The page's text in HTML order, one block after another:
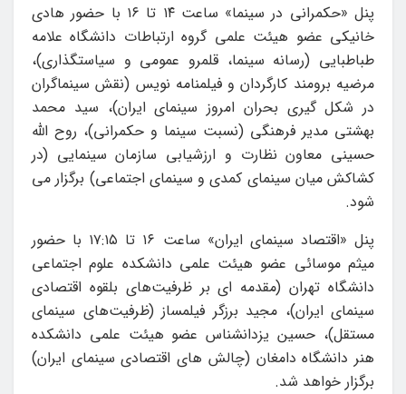
پنل «حکمرانی در سینما» ساعت ۱۴ تا ۱۶ با حضور هادی
خانیکی عضو هیئت علمی گروه ارتباطات دانشگاه علامه
طباطبایی (رسانه سینما، قلمرو عمومی و سیاستگذاری)،
مرضیه برومند کارگردان و فیلمنامه نویس (نقش سینماگران
در شکل گیری بحران امروز سینمای ایران)، سید محمد
بهشتی مدیر فرهنگی (نسبت سینما و حکمرانی)، روح الله
حسینی معاون نظارت و ارزشیابی سازمان سینمایی (در
کشاکش میان سینمای کمدی و سینمای اجتماعی) برگزار می
شود.
پنل «اقتصاد سینمای ایران» ساعت ۱۶ تا ۱۷:۱۵ با حضور
میثم موسائی عضو هیئت علمی دانشکده علوم اجتماعی
دانشگاه تهران (مقدمه ای بر ظرفیت‌های بلقوه اقتصادی
سینمای ایران)، مجید برزگر فیلمساز (ظرفیت‌های سینمای
مستقل)، حسین یزدانشناس عضو هیئت علمی دانشکده
هنر دانشگاه دامغان (چالش های اقتصادی سینمای ایران)
برگزار خواهد شد.